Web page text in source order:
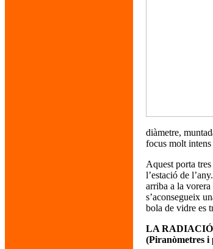
diàmetre,
focus molt intens
Aquest porta
l’estació de
arriba a la
s’aconsegueix
bola de vidre es
LA
(Piranòmetres i